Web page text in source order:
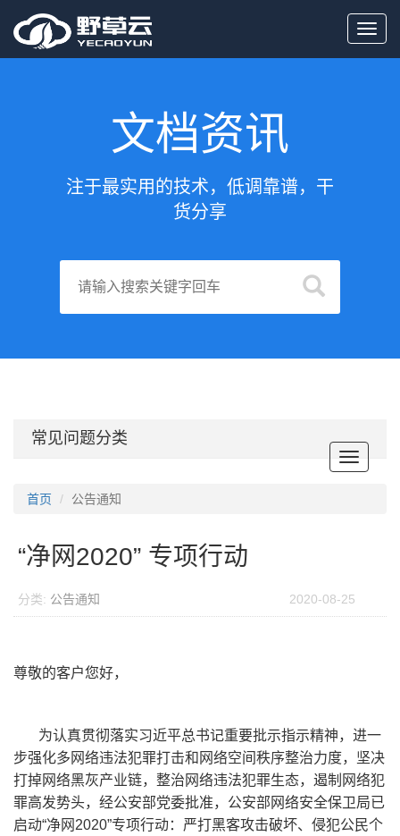
文档资讯
注于最实用的技术，低调靠谱，干
货分享
常见问题分类
Toggle
首页 公告通知
“净网2020” 专项行动
分类: 公告通知 2020-08-25
尊敬的客户您好，
为认真贯彻落实习近平总书记重要批示指示精神，进一
步强化多网络违法犯罪打击和网络空间秩序整治力度，坚决
打掉网络黑灰产业链，整治网络违法犯罪生态，遏制网络犯
罪高发势头，经公安部党委批准，公安部网络安全保卫局已
启动“净网2020”专项行动：严打黑客攻击破坏、侵犯公民个